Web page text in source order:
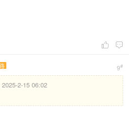
 
9#
2-15 06:02